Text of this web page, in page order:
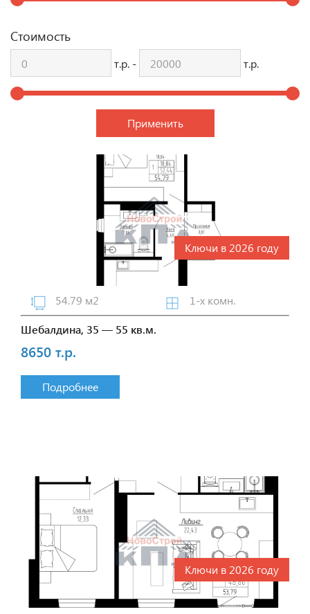
Стоимость
т.р. - т.р.
Ключи в 2026 году
54.79 м2
1-х комн.
Шебалдина, 35 — 55 кв.м.
8650 т.р.
Подробнее
Ключи в 2026 году